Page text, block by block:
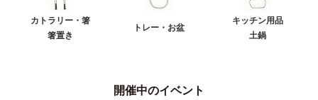
カトラリー・箸
箸置き
トレー・お盆
キッチン用品
土鍋
開催中のイベント